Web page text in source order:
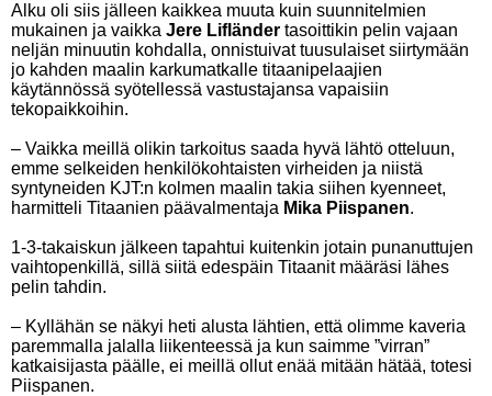
Alku oli siis jälleen kaikkea muuta kuin suunnitelmien
mukainen ja vaikka Jere Lifländer tasoittikin pelin vajaan
neljän minuutin kohdalla, onnistuivat tuusulaiset siirtymään
jo kahden maalin karkumatkalle titaanipelaajien
käytännössä syötellessä vastustajansa vapaisiin
tekopaikkoihin.
– Vaikka meillä olikin tarkoitus saada hyvä lähtö otteluun,
emme selkeiden henkilökohtaisten virheiden ja niistä
syntyneiden KJT:n kolmen maalin takia siihen kyenneet,
harmitteli Titaanien päävalmentaja Mika Piispanen.
1-3-takaiskun jälkeen tapahtui kuitenkin jotain punanuttujen
vaihtopenkillä, sillä siitä edespäin Titaanit määräsi lähes
pelin tahdin.
– Kyllähän se näkyi heti alusta lähtien, että olimme kaveria
paremmalla jalalla liikenteessä ja kun saimme ”virran”
katkaisijasta päälle, ei meillä ollut enää mitään hätää, totesi
Piispanen.